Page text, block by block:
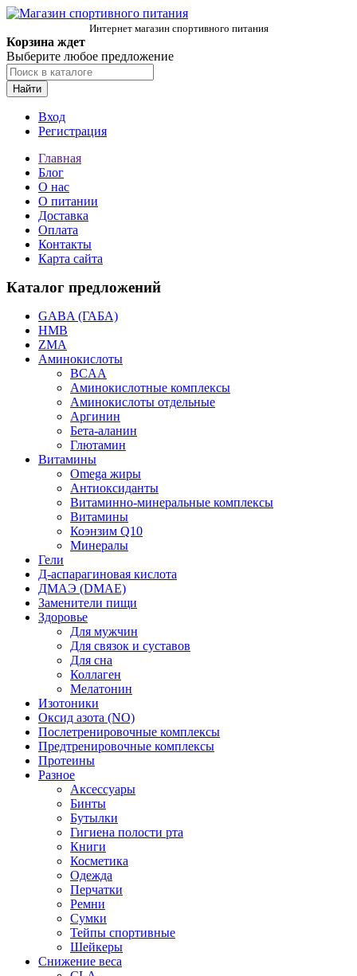
Интернет магазин спортивного питания
Корзина ждет
Выберите любое предложение
Найти
Вход
Регистрация
Главная
Блог
О нас
О питании
Доставка
Оплата
Контакты
Карта сайта
Каталог предложений
GABA (ГАБА)
HMB
ZMA
Аминокислоты
BCAA
Аминокислотные комплексы
Аминокислоты отдельные
Аргинин
Бета-аланин
Глютамин
Витамины
Omega жиры
Антиоксиданты
Витаминно-минеральные комплексы
Витамины
Коэнзим Q10
Минералы
Гели
Д-аспарагиновая кислота
ДМАЭ (DMAE)
Заменители пищи
Здоровье
Для мужчин
Для связок и суставов
Для сна
Коллаген
Мелатонин
Изотоники
Оксид азота (NO)
Послетренировочные комплексы
Предтренировочные комплексы
Протеины
Разное
Аксессуары
Бинты
Бутылки
Гигиена полости рта
Книги
Косметика
Одежда
Перчатки
Ремни
Сумки
Тейпы спортивные
Шейкеры
Снижение веса